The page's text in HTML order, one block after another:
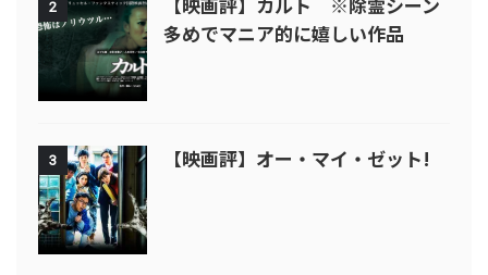
2
多めでマニア的に嬉しい作品
3 【映画評】オー・マイ・ゼット!